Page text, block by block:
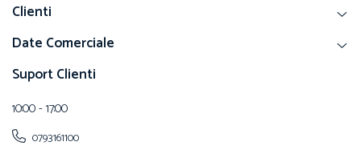
Clienti
Date Comerciale
Suport Clienti
10:00 - 17:00
0793161100